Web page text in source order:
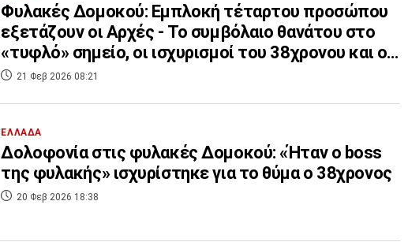
Φυλακές Δομοκού: Εμπλοκή τέταρτου προσώπου
εξετάζουν οι Αρχές - Το συμβόλαιο θανάτου στο
«τυφλό» σημείο, οι ισχυρισμοί του 38χρονου και οι
μαρτυρίες
21 Φεβ 2026 08:21
ΕΛΛΑΔΑ
Δολοφονία στις φυλακές Δομοκού: «Ήταν ο boss
της φυλακής» ισχυρίστηκε για το θύμα ο 38χρονος
20 Φεβ 2026 18:38